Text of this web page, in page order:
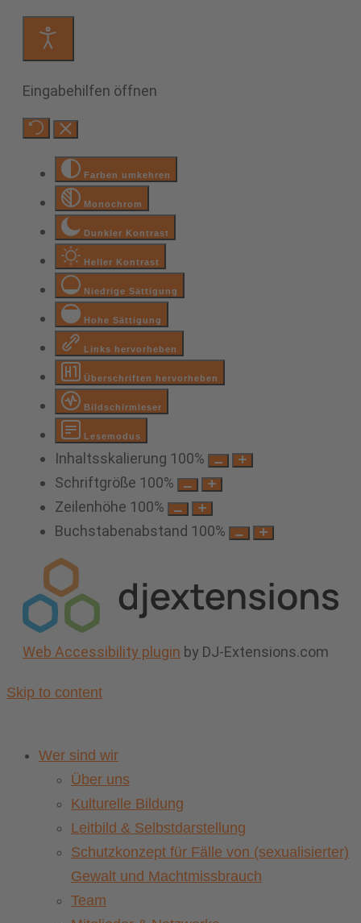
Eingabehilfen öffnen
Farben umkehren
Monochrom
Dunkler Kontrast
Heller Kontrast
Niedrige Sättigung
Hohe Sättigung
Links hervorheben
Überschriften hervorheben
Bildschirmleser
Lesemodus
Inhaltsskalierung 100%
Schriftgröße 100%
Zeilenhöhe 100%
Buchstabenabstand 100%
Web Accessibility plugin by DJ-Extensions.com
Skip to content
Wer sind wir
Über uns
Kulturelle Bildung
Leitbild & Selbstdarstellung
Schutzkonzept für Fälle von (sexualisierter)
Gewalt und Machtmissbrauch
Team